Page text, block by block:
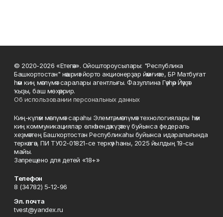
© 2020-2026 «Етегән». Ойоштороусылары: "Республика
Башкортостан" нәшриәт йорто акционерҙар йәмғиәте, БР Матбуғат
һәм киң мәғлүмәт саралары агентлығы. Фазуллина Гәүһәр Йәүҙәт
ҡыҙы, баш мөхәррир.
Об использовании персональных данных
Киң-күләм мәғлүмәт сараһы Элемтә, мәғлүмәт технологиялары һәм
киң коммуникациялар өлкәһендә күҙәтеү буйынса федераль
хеҙмәттең Башҡортостан Республикаһы буйынса идаралығында
теркәлгән, ПИ ТУ02-01821-се теркәү һаны, 2025 йылдың 19-сы
майы.
Запрещено для детей «18+»
Телефон
8 (34782) 5-12-96
Эл. почта
tvest@yandex.ru